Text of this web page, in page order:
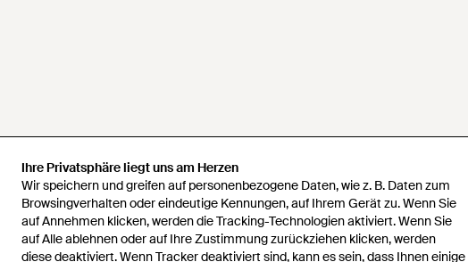
Ihre Privatsphäre liegt uns am Herzen
Wir speichern und greifen auf personenbezogene Daten, wie z. B. Daten zum
Browsingverhalten oder eindeutige Kennungen, auf Ihrem Gerät zu. Wenn Sie
auf Annehmen klicken, werden die Tracking-Technologien aktiviert. Wenn Sie
auf Alle ablehnen oder auf Ihre Zustimmung zurückziehen klicken, werden
diese deaktiviert. Wenn Tracker deaktiviert sind, kann es sein, dass Ihnen einige
Ihre Privatsphäre liegt uns am Herzen
Wir speichern und greifen auf personenbezogene Daten, wie z. B. Daten zum
Browsingverhalten oder eindeutige Kennungen, auf Ihrem Gerät zu. Wenn Sie
auf Annehmen klicken, werden die Tracking-Technologien aktiviert. Wenn Sie
auf Alle ablehnen oder auf Ihre Zustimmung zurückziehen klicken, werden
diese deaktiviert. Wenn Tracker deaktiviert sind, kann es sein, dass Ihnen einige